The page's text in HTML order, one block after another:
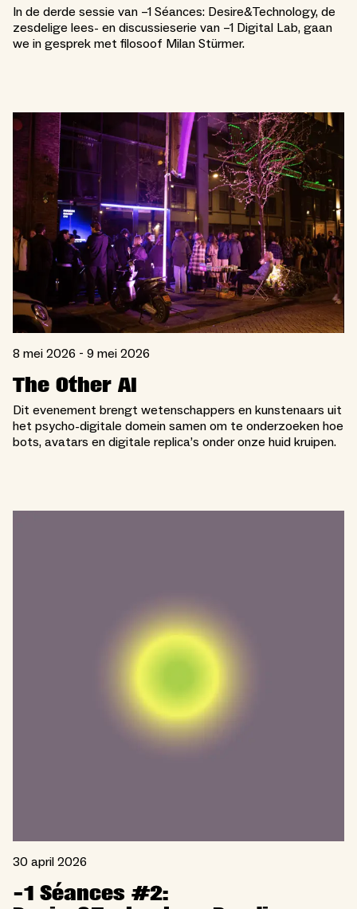
In de derde sessie van –1 Séances: Desire&Technology, de
zesdelige lees- en discussieserie van –1 Digital Lab, gaan
we in gesprek met filosoof Milan Stürmer.
8 mei 2026 - 9 mei 2026
The Other AI
Dit evenement brengt wetenschappers en kunstenaars uit
het psycho-digitale domein samen om te onderzoeken hoe
bots, avatars en digitale replica’s onder onze huid kruipen.
30 april 2026
-1 Séances #2: